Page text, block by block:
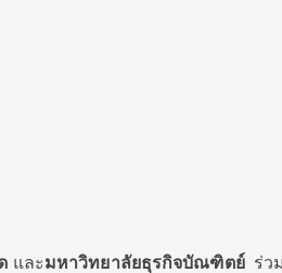
และมหาวิทยาลัยธุรกิจบัณฑิตย์ร่ว